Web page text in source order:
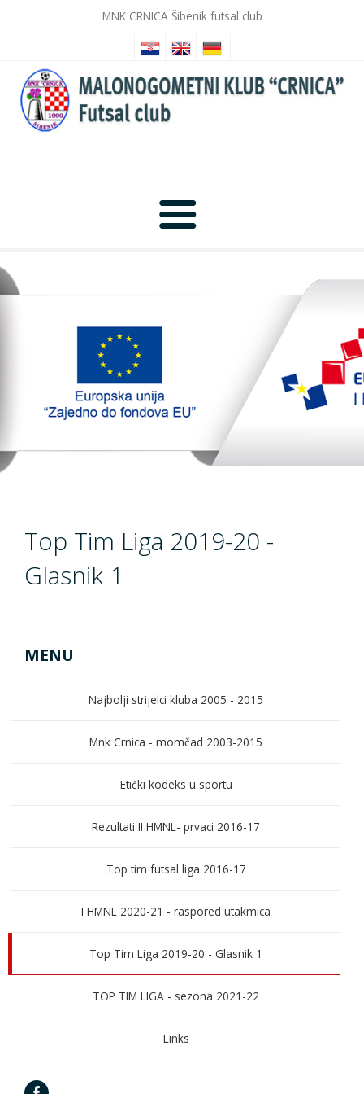
MNK CRNICA Šibenik futsal club
TopTim liga
Top Tim Liga 2019-20 -
Glasnik 1
MENU
Najbolji strijelci kluba 2005 - 2015
Mnk Crnica - momčad 2003-2015
Etički kodeks u sportu
Rezultati II HMNL- prvaci 2016-17
Top tim futsal liga 2016-17
I HMNL 2020-21 - raspored utakmica
Top Tim Liga 2019-20 - Glasnik 1
TOP TIM LIGA - sezona 2021-22
Links